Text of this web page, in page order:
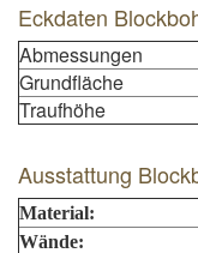
Eckdaten
Abmessungen
Grundfläche
Traufhöhe
Ausstattung
Material:
Wände: